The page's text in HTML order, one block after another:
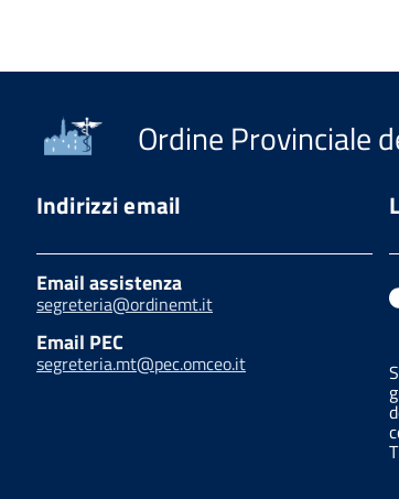
Ordine Provinciale
Indirizzi email
Email assistenza
segreteria@ordinemt.it
Email PEC
segreteria.mt@pec.omceo.it